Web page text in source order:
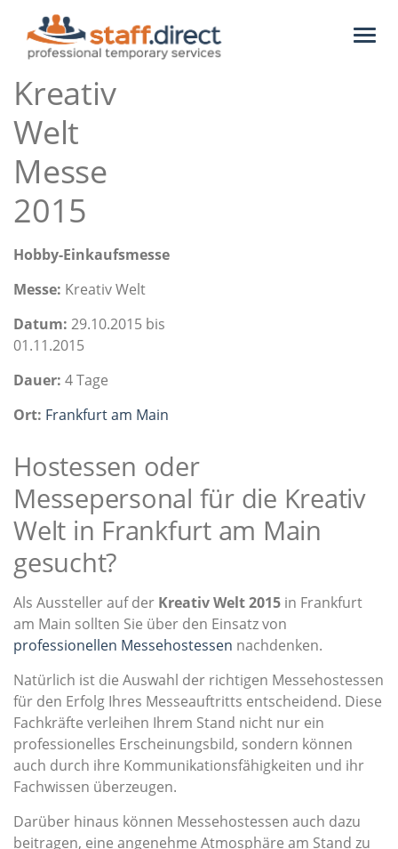
Toggle
Kreativ
Welt
Messe
2015
Hobby-Einkaufsmesse
Messe: Kreativ Welt
Datum: 29.10.2015 bis
01.11.2015
Dauer: 4 Tage
Ort: Frankfurt am Main
Hostessen oder
Messepersonal für die Kreativ
Welt in Frankfurt am Main
gesucht?
Als Aussteller auf der Kreativ Welt 2015 in Frankfurt
am Main sollten Sie über den Einsatz von
professionellen Messehostessen nachdenken.
Natürlich ist die Auswahl der richtigen Messehostessen
für den Erfolg Ihres Messeauftritts entscheidend. Diese
Fachkräfte verleihen Ihrem Stand nicht nur ein
professionelles Erscheinungsbild, sondern können
auch durch ihre Kommunikationsfähigkeiten und ihr
Fachwissen überzeugen.
Darüber hinaus können Messehostessen auch dazu
beitragen, eine angenehme Atmosphäre am Stand zu